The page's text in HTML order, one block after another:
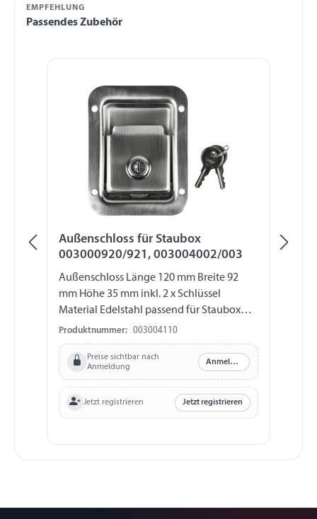
EMPFEHLUNG
Passendes Zubehör
Außenschloss für Staubox
003000920/921, 003004002/003
Außenschloss Länge 120 mm Breite 92
mm Höhe 35 mm inkl. 2 x Schlüssel
Material Edelstahl passend für Staubox
003000920, 003000921, 003004002,
003004003
Produktnummer: 003004110
Preise sichtbar nach
Anmeldung
Anmelden
Jetzt registrieren Jetzt registrieren